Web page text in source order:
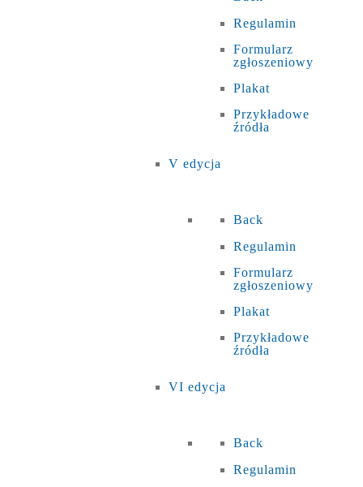
Regulamin
Formularz
zgłoszeniowy
Plakat
Przykładowe
źródła
V edycja
Back
Regulamin
Formularz
zgłoszeniowy
Plakat
Przykładowe
źródła
VI edycja
Back
Regulamin